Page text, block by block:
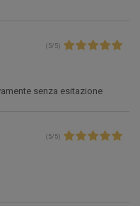
( 5/ 5)
senza esitazione
( 5/ 5)